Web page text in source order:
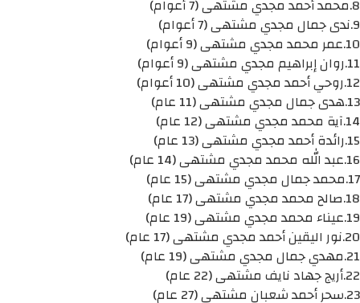
8.محمد أحمد مجدي مشتهى (7 أعوام)
9.ندى جمال مجدي مشتهى (7 أعوام)
10.عمر محمد مجدي مشتهى (9 أعوام)
11.روان إبراهيم مجدي مشتهى (9 أعوام)
12.روحي أحمد مجدي مشتهى (10 أعوام)
13.هدى جمال مجدي مشتهى (11 عام)
14.آية محمد مجدي مشتهى (12 عام)
15.رائدة أحمد مجدي مشتهى (13 عام)
16.عبد الله محمد مجدي مشتهى (14 عام)
17.محمد جمال مجدي مشتهى (15 عام)
18.صالح محمد مجدي مشتهى (17 عام)
19.عيناء محمد مجدي مشتهى (19 عام)
20.نور اليقين أحمد مجدي مشتهى (17 عام)
21.مهدي جمال مجدي مشتهى (19 عام)
22.أريج جهاد نايف مشتهى (22 عام)
23.سحر أحمد شعبان مشتهى (27 عام)